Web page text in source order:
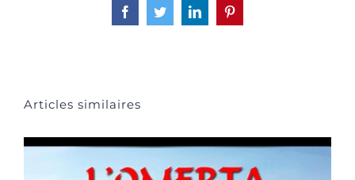
FacebookTwitterLinkedIn
Articles similaires